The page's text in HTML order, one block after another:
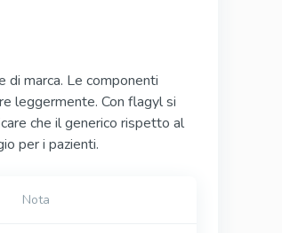
marca. Le componenti
leggermente. Con flagyl si
che il generico rispetto al
per i pazienti.
Nota